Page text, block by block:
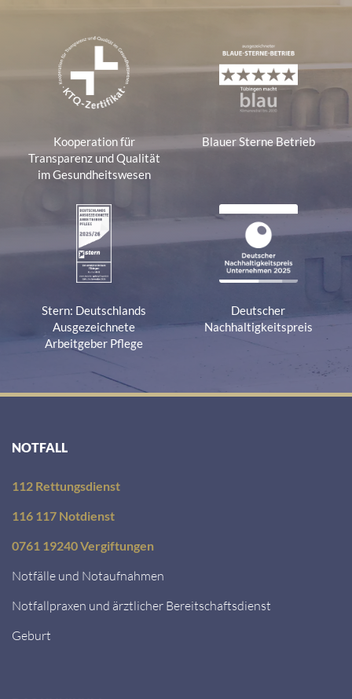
Kooperation für
Transparenz und Qualität
im Gesundheitswesen
Blauer Sterne Betrieb
Stern: Deutschlands
Ausgezeichnete
Arbeitgeber Pflege
Deutscher
Nachhaltigkeitspreis
NOTFALL
112 Rettungsdienst
116 117 Notdienst
0761 19240 Vergiftungen
Notfälle und Notaufnahmen
Notfallpraxen und ärztlicher Bereitschaftsdienst
Geburt